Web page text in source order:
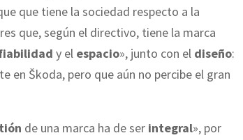
que tiene la sociedad respecto a la
que, según el directivo, tiene la marca
y el espacio», junto con el diseño:
en Škoda, pero que aún no percibe el gran
de una marca ha de ser integral», por